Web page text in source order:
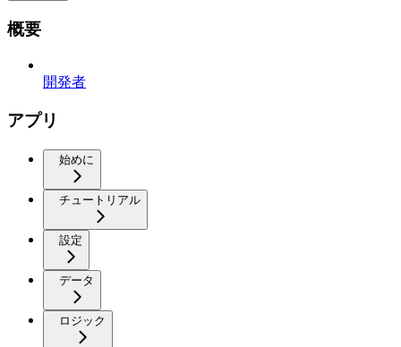
概要
開発者
アプリ
始めに
チュートリアル
設定
データ
ロジック